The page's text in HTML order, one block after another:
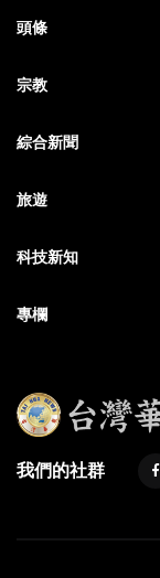
頭條
宗教
綜合新聞
旅遊
科技新知
專欄
我們的社群